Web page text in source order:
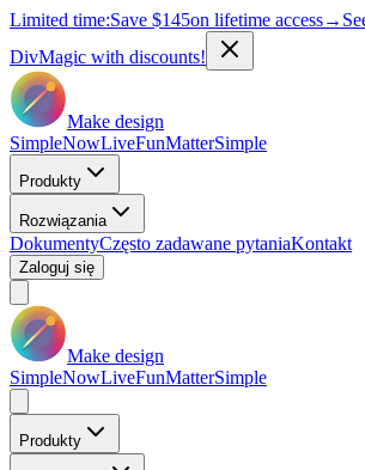
Limited time:Save $145on lifetime access→
DivMagic with discounts!
Make design
SimpleNowLiveFunMatterSimple
Produkty
Rozwiązania
DokumentyCzęsto zadawane pytaniaKontakt
Zaloguj się
Make design
SimpleNowLiveFunMatterSimple
Produkty